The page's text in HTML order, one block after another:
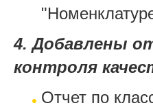
4. Добавлены
контроля
Отчет по